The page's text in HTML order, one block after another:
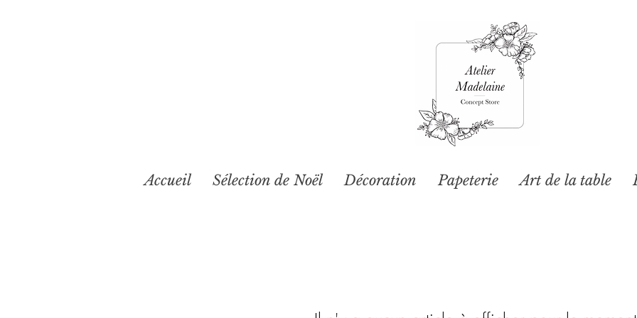
Accueil Sélection de Noël Décoration Papeterie Art de la table